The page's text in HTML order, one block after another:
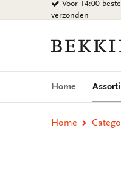
naar
Voor 14:00
verzonden
Bekking
Blitz
Uitgevers
Home
Home